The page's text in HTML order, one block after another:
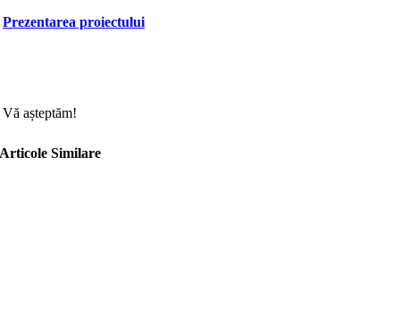
Prezentarea proiectului
Vă așteptăm!
Articole Similare